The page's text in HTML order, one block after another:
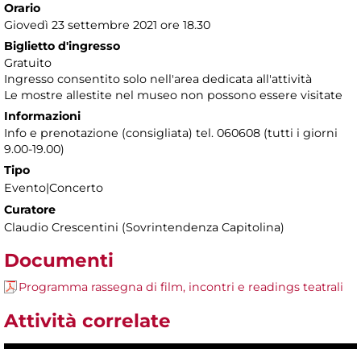
Orario
Giovedì 23 settembre 2021 ore 18.30
Biglietto d'ingresso
Gratuito
Ingresso consentito solo nell'area dedicata all'attività
Le mostre allestite nel museo non possono essere visitate
Informazioni
Info e prenotazione (consigliata) tel. 060608 (tutti i giorni
9.00-19.00)
Tipo
Evento|Concerto
Curatore
Claudio Crescentini (Sovrintendenza Capitolina)
Documenti
Programma rassegna di film, incontri e readings teatrali
Attività correlate